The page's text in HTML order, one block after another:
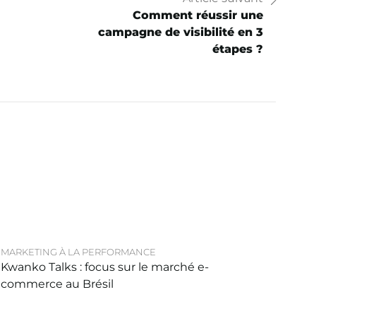
Comment réussir une
campagne de visibilité en 3
étapes ?
MARKETING À LA PERFORMANCE
Kwanko Talks : focus sur le marché e-
commerce au Brésil